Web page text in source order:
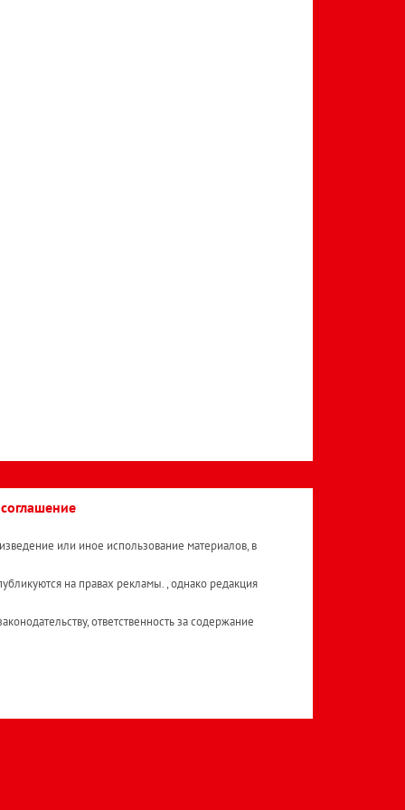
или иное использование материалов, в
на правах рекламы. , однако редакция
ответственность за содержание